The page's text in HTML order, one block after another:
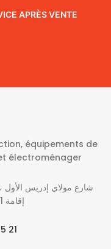
APRÈS VENTE
équipements de
électroménager
إقامة 1، حي رياض خريبكة
21